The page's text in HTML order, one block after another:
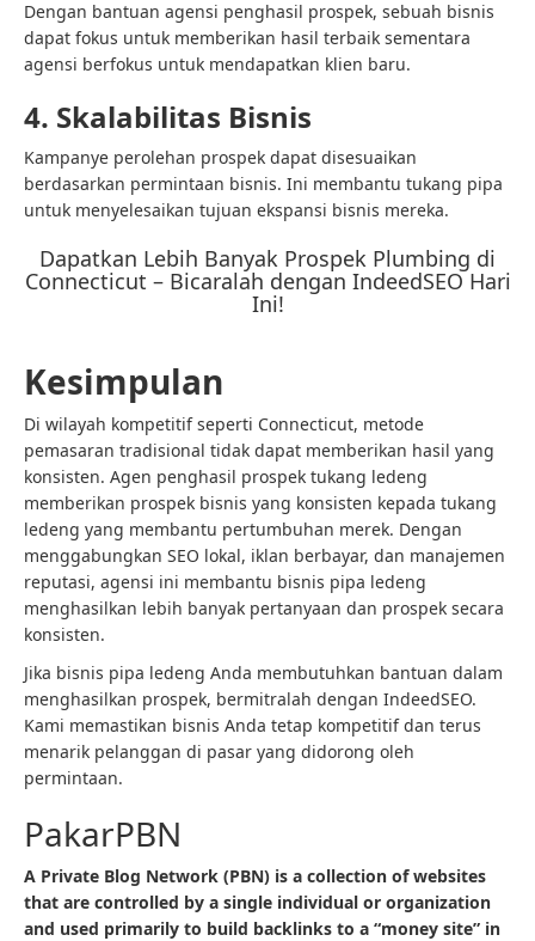
Dengan bantuan agensi penghasil prospek, sebuah bisnis
dapat fokus untuk memberikan hasil terbaik sementara
agensi berfokus untuk mendapatkan klien baru.
4. Skalabilitas Bisnis
Kampanye perolehan prospek dapat disesuaikan
berdasarkan permintaan bisnis. Ini membantu tukang pipa
untuk menyelesaikan tujuan ekspansi bisnis mereka.
Dapatkan Lebih Banyak Prospek Plumbing di
Connecticut – Bicaralah dengan IndeedSEO Hari
Ini!
Kesimpulan
Di wilayah kompetitif seperti Connecticut, metode
pemasaran tradisional tidak dapat memberikan hasil yang
konsisten. Agen penghasil prospek tukang ledeng
memberikan prospek bisnis yang konsisten kepada tukang
ledeng yang membantu pertumbuhan merek. Dengan
menggabungkan SEO lokal, iklan berbayar, dan manajemen
reputasi, agensi ini membantu bisnis pipa ledeng
menghasilkan lebih banyak pertanyaan dan prospek secara
konsisten.
Jika bisnis pipa ledeng Anda membutuhkan bantuan dalam
menghasilkan prospek, bermitralah dengan IndeedSEO.
Kami memastikan bisnis Anda tetap kompetitif dan terus
menarik pelanggan di pasar yang didorong oleh
permintaan.
PakarPBN
A Private Blog Network (PBN) is a collection of websites
that are controlled by a single individual or organization
and used primarily to build backlinks to a “money site” in